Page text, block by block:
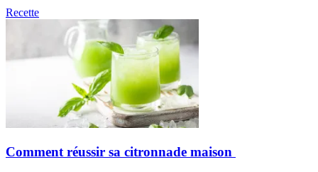
Recette
Comment réussir sa citronnade maison